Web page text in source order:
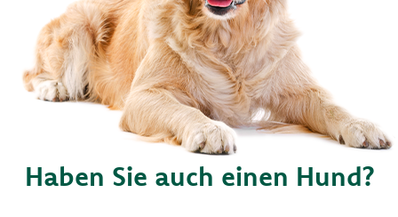
Haben Sie auch einen Hund?